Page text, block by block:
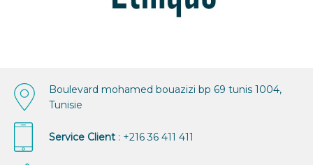
Boulevard mohamed bouazizi bp 69 tunis 1004,
Tunisie
Service Client : +216 36 411 411